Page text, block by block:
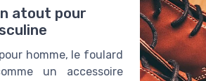
atout pour
homme, le foulard
un accessoire